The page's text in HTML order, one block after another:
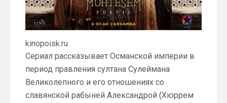
kinopoisk.ru
Сериал рассказывает Османской империи в
период правления султана Сулеймана
Великолепного и его отношениях со
славянской рабыней Александрой (Хюррем